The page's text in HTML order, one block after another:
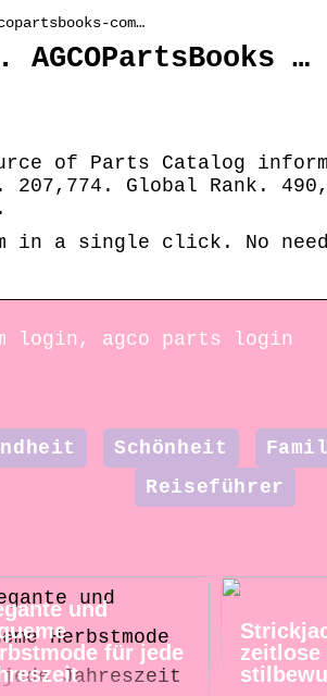
com…
AGCOPartsBooks …
of Parts Catalog
207,774. Global Rank.
in a single click. No
login, agco parts login
Schönheit
Reiseführer
und
für jede